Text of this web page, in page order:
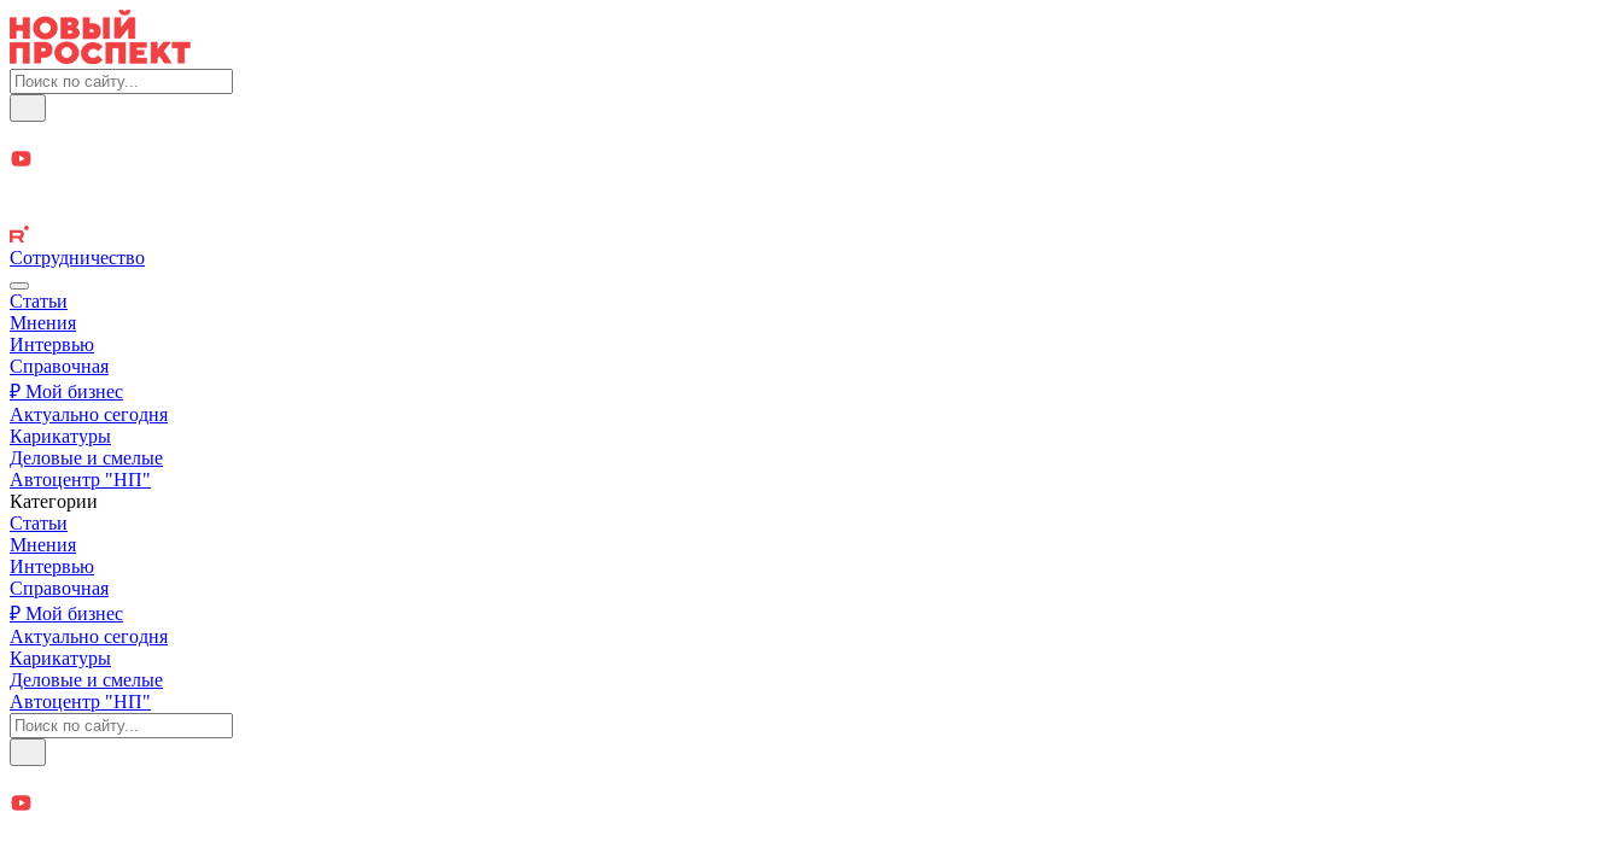
Сотрудничество
Статьи
Мнения
Интервью
Справочная
₽ Мой бизнес
Актуально сегодня
Карикатуры
Деловые и смелые
Автоцентр "НП"
Категории
Статьи
Мнения
Интервью
Справочная
₽ Мой бизнес
Актуально сегодня
Карикатуры
Деловые и смелые
Автоцентр "НП"